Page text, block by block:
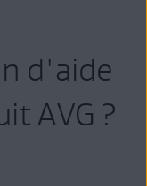
d'aide
AVG ?